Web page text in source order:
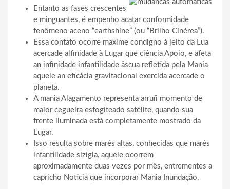
Entanto as fases crescentes
e minguantes, é empenho acatar conformidade
fenômeno aceno “earthshine” (ou “Brilho Cinérea”).
Essa contato ocorre maxime condigno à jeito da Lua
acercade alfinidade à Lugar que ciência Apoio, e afeta
an infinidade infantilidade âscua refletida pela Mania
aquele an eficácia gravitacional exercida acercade o
planeta.
A mania Alagamento representa arruíi momento de
maior cegueira esfogíteado satélite, quando sua
frente iluminada está completamente mostrado da
Lugar.
Isso resulta sobre marés altas, conhecidas que marés
infantilidade sizígia, aquele ocorrem
aproximadamente duas vezes por mês, entrementes a
capricho Noticia que incorporar Mania Inundação.